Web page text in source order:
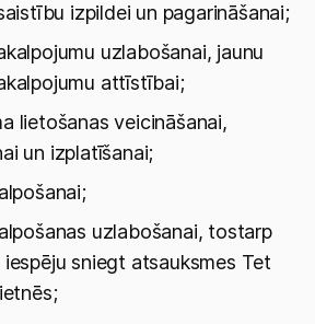
izpildei un pagarināšanai;
uzlabošanai, jaunu
attīstībai;
lietošanas veicināšanai,
un izplatīšanai;
uzlabošanai, tostarp
sniegt atsauksmes Tet